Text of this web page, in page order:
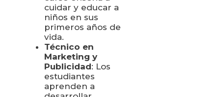
cuidar y educar a
niños en sus
primeros años de
vida.
Técnico en
Marketing y
Publicidad: Los
estudiantes
aprenden a